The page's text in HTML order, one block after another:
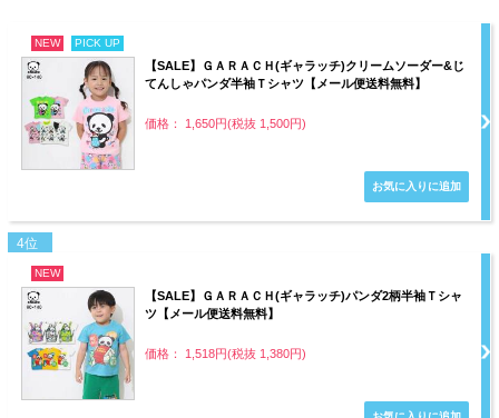
NEW PICK UP
【SALE】ＧＡＲＡＣＨ(ギャラッチ)クリームソーダー&じ
てんしゃパンダ半袖Ｔシャツ【メール便送料無料】
価格： 1,650円(税抜 1,500円)
4位
NEW
【SALE】ＧＡＲＡＣＨ(ギャラッチ)パンダ2柄半袖Ｔシャ
ツ【メール便送料無料】
価格： 1,518円(税抜 1,380円)